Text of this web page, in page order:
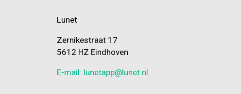
Lunet
Zernikestraat 17
5612 HZ Eindhoven
E-mail: lunetapp@lunet.nl